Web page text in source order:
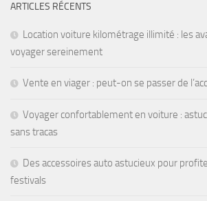
ARTICLES RÉCENTS
Location voiture kilométrage illimité : les
voyager sereinement
Vente en viager : peut-on se passer de
Voyager confortablement en voiture :
sans tracas
Des accessoires auto astucieux pour
festivals